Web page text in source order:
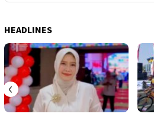
HEADLINES
‹